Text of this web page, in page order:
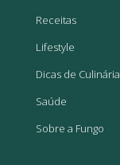
Receitas
Lifestyle
Dicas de Culinária
Saúde
Sobre a Fungo